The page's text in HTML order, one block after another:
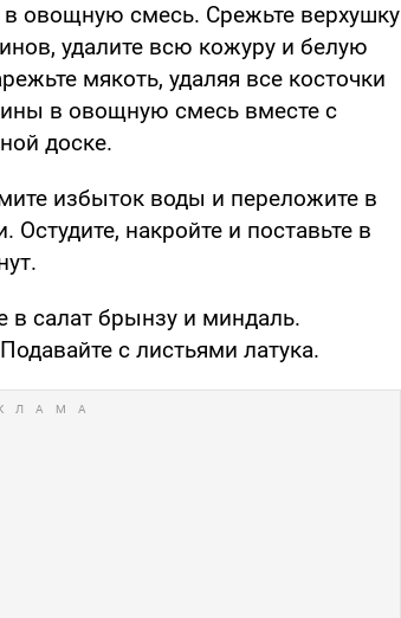
овощную смесь. Срежьте верхушку
удалите всю кожуру и белую
мякоть, удаляя все косточки
в овощную смесь вместе с
доске.
избыток воды и переложите в
накройте и поставьте в
в салат брынзу и миндаль.
с листьями латука.